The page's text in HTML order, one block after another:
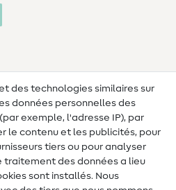
des technologies similaires sur
données personnelles des
exemple, l'adresse IP), par
le contenu et les publicités, pour
tiers ou pour analyser
traitement des données a lieu
sont installés. Nous